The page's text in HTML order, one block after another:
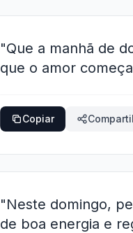
"Que a manhã de
que o amor
Copiar
"Neste domingo,
de boa energia e